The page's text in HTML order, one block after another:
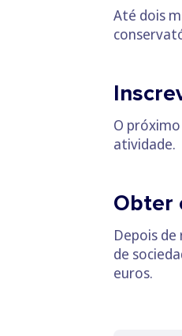
Até dois
O
atividade.
Obter
Depois
de
euros.